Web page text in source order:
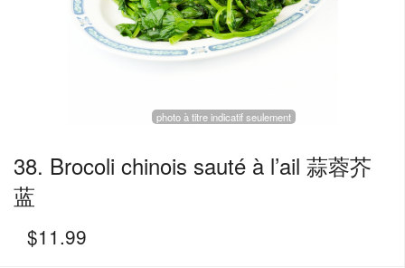
photo à titre indicatif seulement
38. Brocoli chinois sauté à l’ail 蒜蓉芥
蓝
$11.99